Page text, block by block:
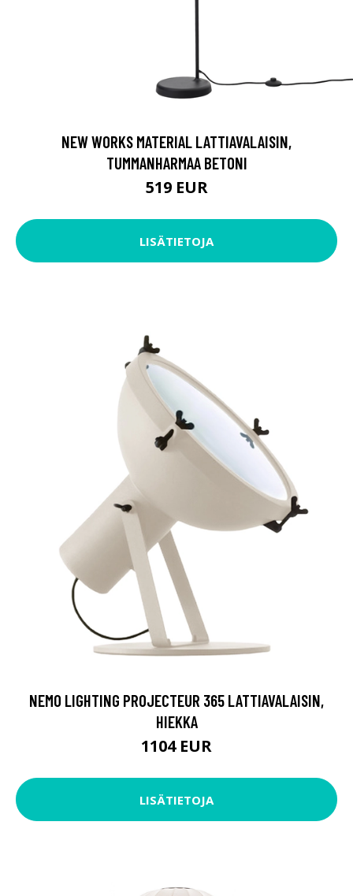
NEW WORKS MATERIAL LATTIAVALAISIN,
TUMMANHARMAA BETONI
519 EUR
LISÄTIETOJA
NEMO LIGHTING PROJECTEUR 365 LATTIAVALAISIN,
HIEKKA
1104 EUR
LISÄTIETOJA